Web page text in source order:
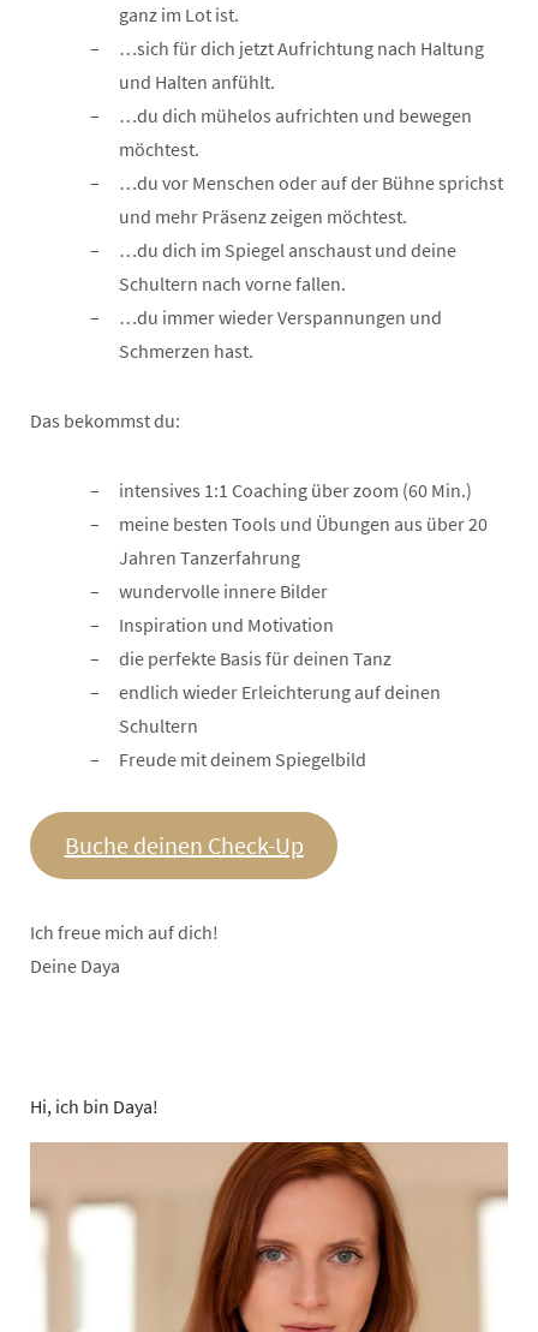
ganz im Lot ist.
…sich für dich jetzt Aufrichtung nach Haltung
und Halten anfühlt.
…du dich mühelos aufrichten und bewegen
möchtest.
…du vor Menschen oder auf der Bühne sprichst
und mehr Präsenz zeigen möchtest.
…du dich im Spiegel anschaust und deine
Schultern nach vorne fallen.
…du immer wieder Verspannungen und
Schmerzen hast.
Das bekommst du:
intensives 1:1 Coaching über zoom (60 Min.)
meine besten Tools und Übungen aus über 20
Jahren Tanzerfahrung
wundervolle innere Bilder
Inspiration und Motivation
die perfekte Basis für deinen Tanz
endlich wieder Erleichterung auf deinen
Schultern
Freude mit deinem Spiegelbild
Buche deinen Check-Up
Ich freue mich auf dich!
Deine Daya
Hi, ich bin Daya!